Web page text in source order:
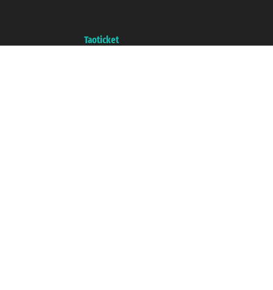
Taoticket